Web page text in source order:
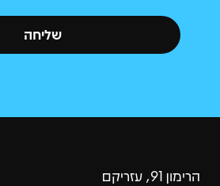
שליחה
הרימון 91, עזריקם